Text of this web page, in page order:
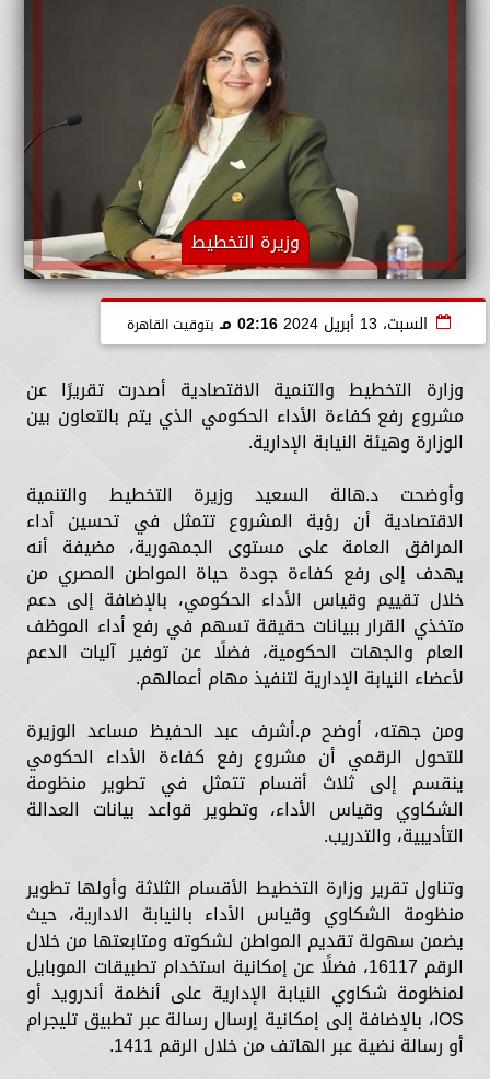
وزيرة التخطيط
السبت، 13 أبريل 2024 02:16 مـ بتوقيت القاهرة
وزارة التخطيط والتنمية الاقتصادية أصدرت تقريرًا عن
مشروع رفع كفاءة الأداء الحكومي الذي يتم بالتعاون بين
الوزارة وهيئة النيابة الإدارية.
وأوضحت د.هالة السعيد وزيرة التخطيط والتنمية
الاقتصادية أن رؤية المشروع تتمثل في تحسين أداء
المرافق العامة على مستوى الجمهورية، مضيفة أنه
يهدف إلى رفع كفاءة جودة حياة المواطن المصري من
خلال تقييم وقياس الأداء الحكومي، بالإضافة إلى دعم
متخذي القرار ببيانات حقيقة تسهم في رفع أداء الموظف
العام والجهات الحكومية، فضلًا عن توفير آليات الدعم
لأعضاء النيابة الإدارية لتنفيذ مهام أعمالهم.
ومن جهته، أوضح م.أشرف عبد الحفيظ مساعد الوزيرة
للتحول الرقمي أن مشروع رفع كفاءة الأداء الحكومي
ينقسم إلى ثلاث أقسام تتمثل في تطوير منظومة
الشكاوي وقياس الأداء، وتطوير قواعد بيانات العدالة
التأديبية، والتدريب.
وتناول تقرير وزارة التخطيط الأقسام الثلاثة وأولها تطوير
منظومة الشكاوي وقياس الأداء بالنيابة الادارية، حيث
يضمن سهولة تقديم المواطن لشكوته ومتابعتها من خلال
الرقم 16117، فضلًا عن إمكانية استخدام تطبيقات الموبايل
لمنظومة شكاوي النيابة الإدارية على أنظمة أندرويد أو
IOS، بالإضافة إلى إمكانية إرسال رسالة عبر تطبيق تليجرام
أو رسالة نضية عبر الهاتف من خلال الرقم 1411.